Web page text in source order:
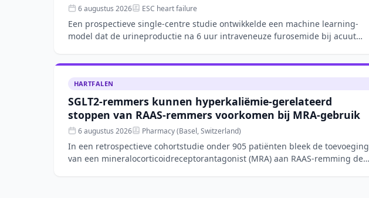
6 augustus 2026 ESC heart failure
Een prospectieve single-centre studie ontwikkelde een machine learning-
model dat de urineproductie na 6 uur intraveneuze furosemide bij acuut
HARTFALEN
SGLT2-remmers kunnen hyperkaliëmie-gerelateerd
stoppen van RAAS-remmers voorkomen bij MRA-gebruik
6 augustus 2026 Pharmacy (Basel, Switzerland)
In een retrospectieve cohortstudie onder 905 patiënten bleek de toevoeging
van een mineralocorticoidreceptorantagonist (MRA) aan RAAS-remming de